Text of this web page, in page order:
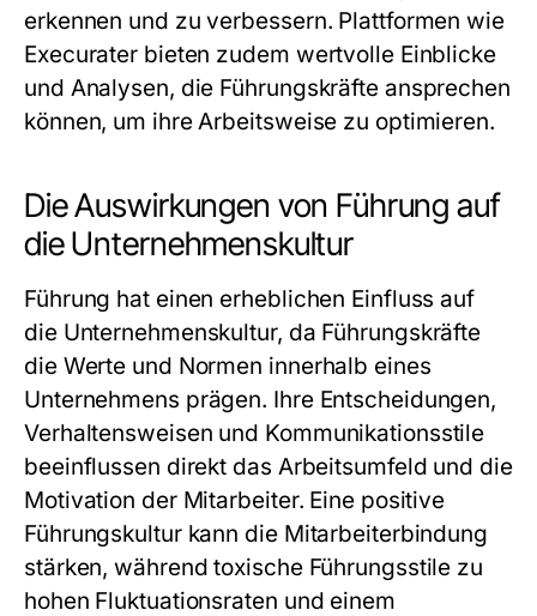
erkennen und zu verbessern. Plattformen wie
Execurater bieten zudem wertvolle Einblicke
und Analysen, die Führungskräfte ansprechen
können, um ihre Arbeitsweise zu optimieren.
Die Auswirkungen von Führung auf
die Unternehmenskultur
Führung hat einen erheblichen Einfluss auf
die Unternehmenskultur, da Führungskräfte
die Werte und Normen innerhalb eines
Unternehmens prägen. Ihre Entscheidungen,
Verhaltensweisen und Kommunikationsstile
beeinflussen direkt das Arbeitsumfeld und die
Motivation der Mitarbeiter. Eine positive
Führungskultur kann die Mitarbeiterbindung
stärken, während toxische Führungsstile zu
hohen Fluktuationsraten und einem